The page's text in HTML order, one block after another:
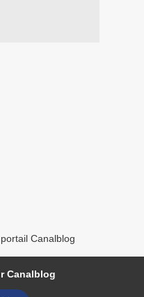
Canalblog
Canalblog